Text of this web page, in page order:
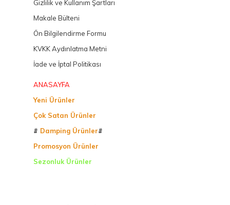
Gizlilik ve Kullanım Şartları
Makale Bülteni
Ön Bilgilendirme Formu
KVKK Aydınlatma Metni
İade ve İptal Politikası
ANASAYFA
Yeni Ürünler
Çok Satan Ürünler
# Damping Ürünler#
Promosyon Ürünler
Sezonluk Ürünler